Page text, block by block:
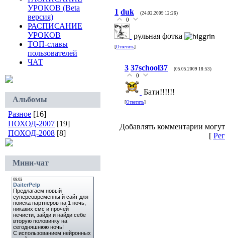
УРОКОВ (Beta
версия)
РАСПИСАНИЕ
УРОКОВ
ТОП-славы
пользователей
ЧАТ
Альбомы
Разное [16]
ПОХОД-2007 [19]
ПОХОД-2008 [8]
Мини-чат
1 duk (24.02.2009 12:26)
0
рульная фотка
[Ответить]
3 37school37 (05.05.2009 18:53)
0
Бати!!!!!!
[Ответить]
Добавлять комментарии
[